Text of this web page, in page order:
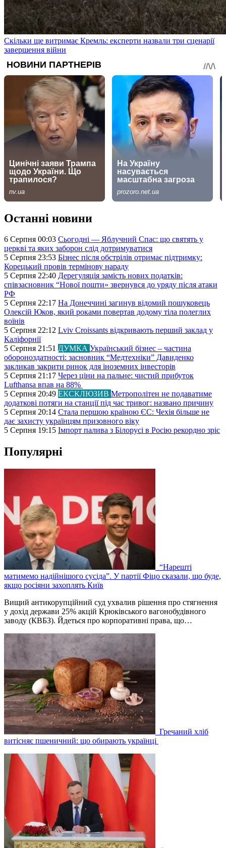
Скільки ще витримає Кремль: експерти назвали три сценарії
завершення війни
Останні новини
6 Серпня 00:03 Сьогодні — Яблучний Спас: що святять у
церкві та яких заборон слід дотримуватися
5 Серпня 23:53 Бізнес після обстрілів отримає підтримку:
Корецький провів термінову нараду
5 Серпня 22:40 Дерегуляція замість нових податків:
співзасновник “Нової пошти» звернувся до уряду після атаки
РФ
5 Серпня 22:17 На Донеччині загинув відомий пошуковець
Олексій Юков, який роками повертав додому тіла полеглих
воїнів
5 Серпня 22:12 Lviv Croissants відкривають перший заклад у
Каліфорнії
5 Серпня 21:51 ДУМКА Український бізнес – частина
обороноздатності: засновник “Медтехніки” Давиденко
закликав закрити ринок для іноземних інвесторів
5 Серпня 21:17 Через ціни на пальне: чистий прибуток
Lufthansa впав на 88%
5 Серпня 20:49 ЕКСКЛЮЗИВ Метрополітен не подаватиме
додаткові потяги на станції під час тривог: названо причину
5 Серпня 20:14 Стала першою країною ЄС: Чехія більше не
дає захисту українцям призовного віку
5 Серпня 19:15 Імпорт палива з Білорусі в Росію рекордно зріс
Популярні
“Нарешті
матимемо надійнішого сусіда”. У партії Фіцо сказали, що буде,
якщо росіяни захоплять Київ
Вищий антикорупційний суд ухвалив рішення про стягнення
у дохід держави 25% акцій Крюківського вагонобудівного
заводу (КВБЗ). Йдеться про корпоративні права, що…
Гречаний хліб
витісняє пшеничний: що обирають українці